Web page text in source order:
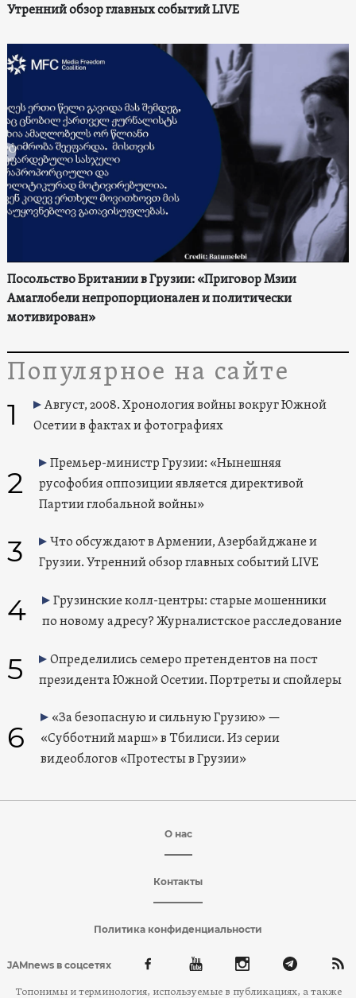
Утренний обзор главных событий LIVE
Посольство Британии в Грузии: «Приговор Мзии
Амаглобели непропорционален и политически
мотивирован»
Популярное на сайте
1
Август, 2008. Хронология войны вокруг Южной
Осетии в фактах и фотографиях
2
Премьер-министр Грузии: «Нынешняя
русофобия оппозиции является директивой
Партии глобальной войны»
3
Что обсуждают в Армении, Азербайджане и
Грузии. Утренний обзор главных событий LIVE
4
Грузинские колл-центры: старые мошенники
по новому адресу? Журналистское расследование
5
Определились семеро претендентов на пост
президента Южной Осетии. Портреты и спойлеры
6
«За безопасную и сильную Грузию» —
«Субботний марш» в Тбилиси. Из серии
видеоблогов «Протесты в Грузии»
О нас
Контакты
Политика конфиденциальности
JAMnews в соцсетях
Топонимы и терминология, используемые в публикациях, а также